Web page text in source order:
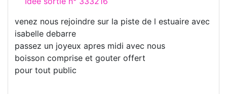
venez nous rejoindre sur la piste de l estuaire avec
isabelle debarre
passez un joyeux apres midi avec nous
boisson comprise et gouter offert
pour tout public